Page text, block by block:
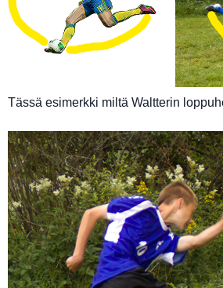
Tässä esimerkki miltä Waltterin